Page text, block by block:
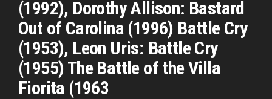
(1992), Dorothy Allison: Bastard
Out of Carolina (1996) Battle Cry
(1953), Leon Uris: Battle Cry
(1955) The Battle of the Villa
Fiorita (1963